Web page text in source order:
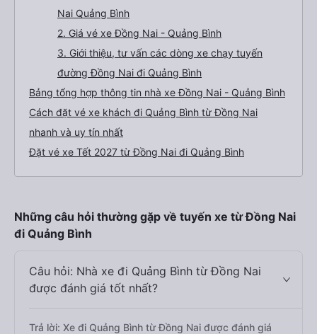
Nai Quảng Bình
2. Giá vé xe Đồng Nai - Quảng Bình
3. Giới thiệu, tư vấn các dòng xe chạy tuyến
đường Đồng Nai đi Quảng Bình
Bảng tổng hợp thông tin nhà xe Đồng Nai - Quảng Bình
Cách đặt vé xe khách đi Quảng Bình từ Đồng Nai
nhanh và uy tín nhất
Đặt vé xe Tết 2027 từ Đồng Nai đi Quảng Bình
Những câu hỏi thường gặp về tuyến xe từ Đồng Nai
đi Quảng Bình
Câu hỏi: Nhà xe đi Quảng Bình từ Đồng Nai
được đánh giá tốt nhất?
Trả lời: Xe đi Quảng Bình từ Đồng Nai được đánh giá